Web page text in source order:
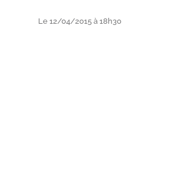
Le 12/04/2015 à 18h30